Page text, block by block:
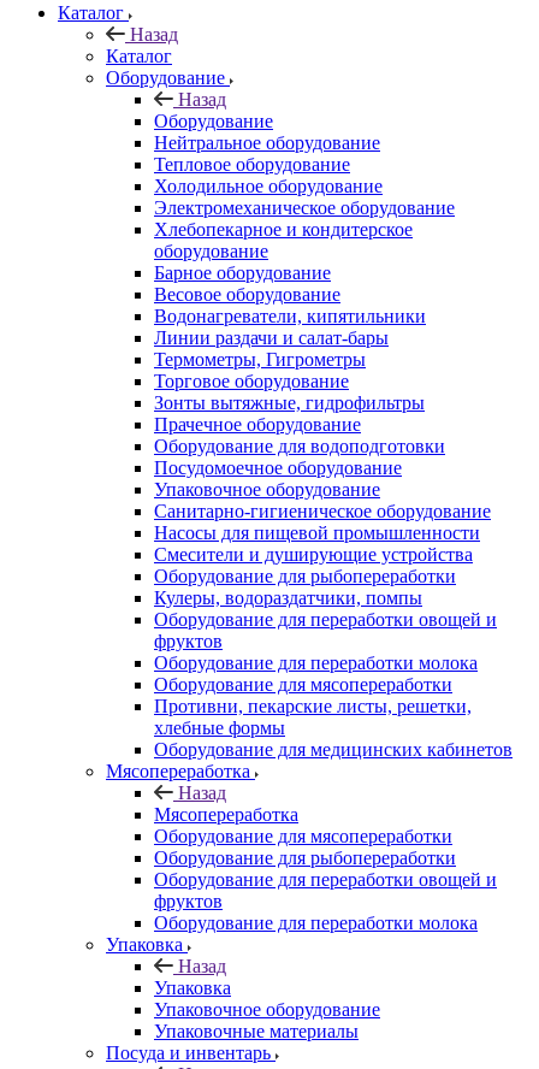
Каталог
Назад
Каталог
Оборудование
Назад
Оборудование
Нейтральное оборудование
Тепловое оборудование
Холодильное оборудование
Электромеханическое оборудование
Хлебопекарное и кондитерское
оборудование
Барное оборудование
Весовое оборудование
Водонагреватели, кипятильники
Линии раздачи и салат-бары
Термометры, Гигрометры
Торговое оборудование
Зонты вытяжные, гидрофильтры
Прачечное оборудование
Оборудование для водоподготовки
Посудомоечное оборудование
Упаковочное оборудование
Санитарно-гигиеническое оборудование
Насосы для пищевой промышленности
Смесители и душирующие устройства
Оборудование для рыбопереработки
Кулеры, водораздатчики, помпы
Оборудование для переработки овощей и
фруктов
Оборудование для переработки молока
Оборудование для мясопереработки
Противни, пекарские листы, решетки,
хлебные формы
Оборудование для медицинских кабинетов
Мясопереработка
Назад
Мясопереработка
Оборудование для мясопереработки
Оборудование для рыбопереработки
Оборудование для переработки овощей и
фруктов
Оборудование для переработки молока
Упаковка
Назад
Упаковка
Упаковочное оборудование
Упаковочные материалы
Посуда и инвентарь